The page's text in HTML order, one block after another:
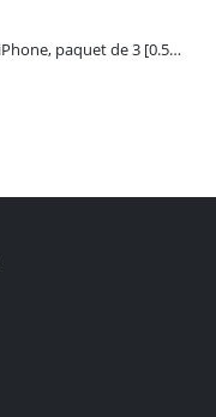
Câble de chargeur pour iPhone, paquet de 3 [0.5M 1M 2M] - GIANAC